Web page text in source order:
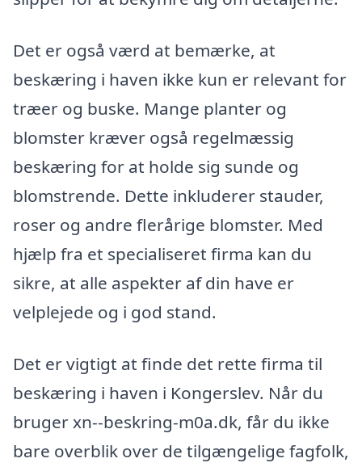
Det er også værd at bemærke, at
beskæring i haven ikke kun er relevant for
træer og buske. Mange planter og
blomster kræver også regelmæssig
beskæring for at holde sig sunde og
blomstrende. Dette inkluderer stauder,
roser og andre flerårige blomster. Med
hjælp fra et specialiseret firma kan du
sikre, at alle aspekter af din have er
velplejede og i god stand.
Det er vigtigt at finde det rette firma til
beskæring i haven i Kongerslev. Når du
bruger xn--beskring-m0a.dk, får du ikke
bare overblik over de tilgængelige fagfolk,